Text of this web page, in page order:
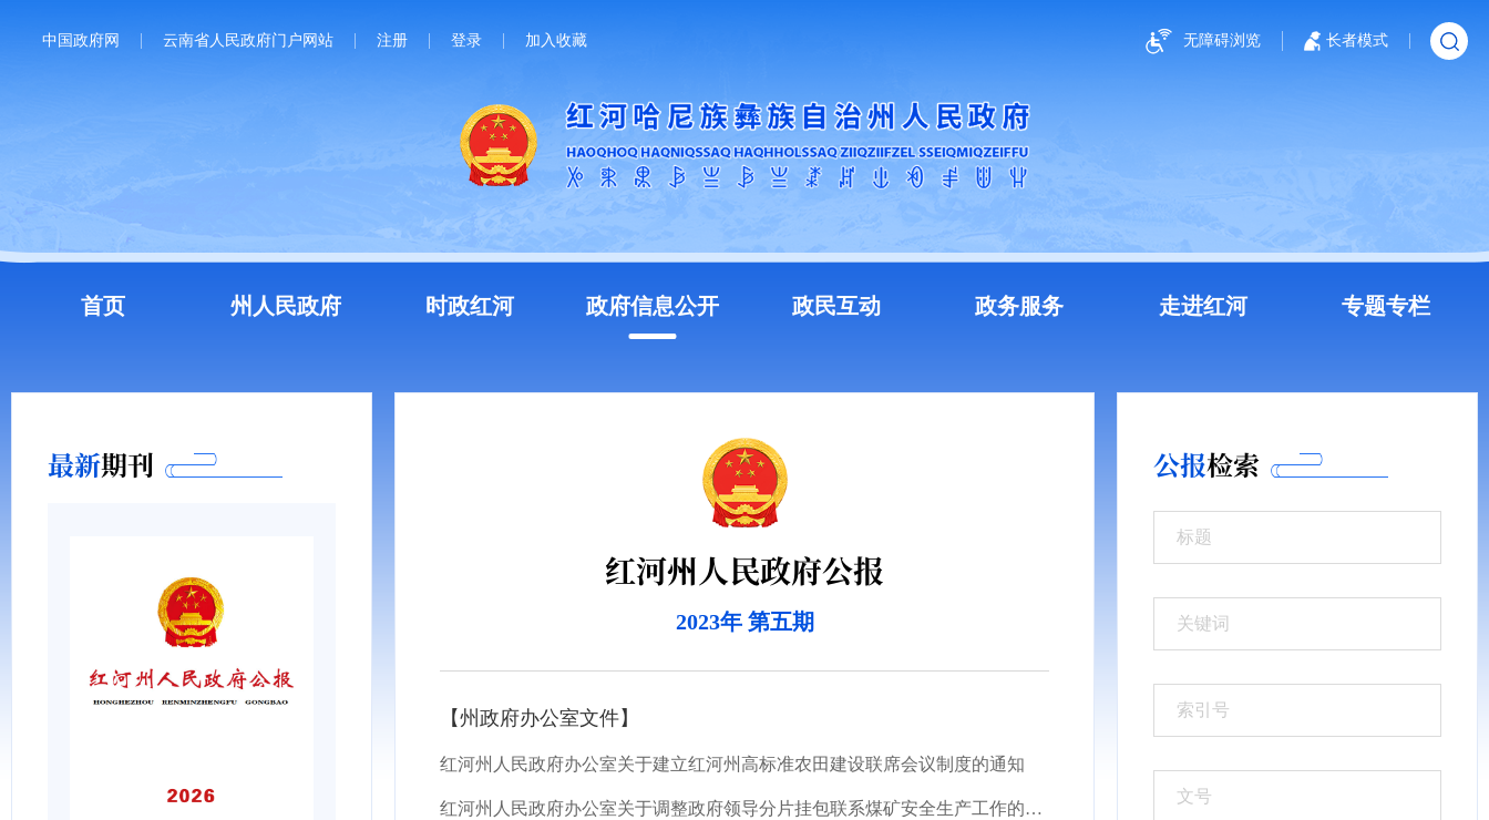
中国政府网 云南省人民政府门户网站 注册 登录 加入收藏 无障碍浏览 长者模式
首页 州人民政府 时政红河 政府信息公开 政民互动 政务服务 走进红河 专题专栏
最新期刊
红河州人民政府公报
2023年 第五期
【州政府办公室文件】
红河州人民政府办公室关于建立红河州高标准农田建设联席会议制度的通知
红河州人民政府办公室关于调整政府领导分片挂包联系煤矿安全生产工作的通知
公报检索